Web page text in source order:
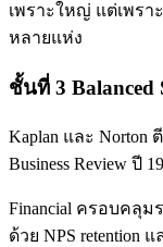
เพราะใหญ่ แต่เพรา
หลายแห่ง
ชั้นที่ 3 Balanced
Kaplan และ Norton
Business Review ปี
Financial ครอบคลุม
ด้วย NPS retention